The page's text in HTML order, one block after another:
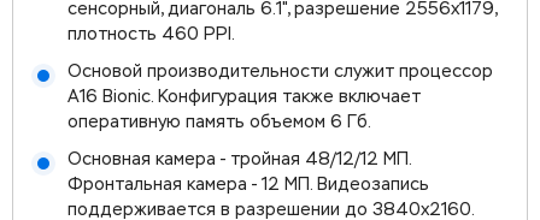
сенсорный, диагональ 6.1", разрешение 2556x1179,
плотность 460 PPI.
Основой производительности служит процессор
A16 Bionic. Конфигурация также включает
оперативную память объемом 6 Гб.
Основная камера - тройная 48/12/12 МП.
Фронтальная камера - 12 МП. Видеозапись
поддерживается в разрешении до 3840x2160.